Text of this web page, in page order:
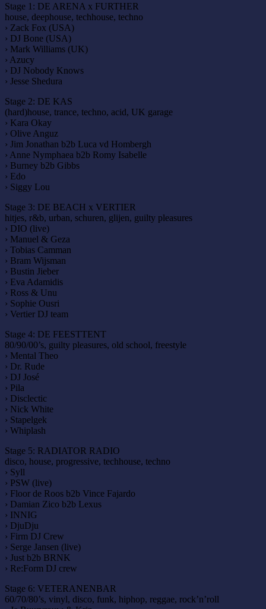
Stage 1: DE ARENA x FURTHER
house, deephouse, techhouse, techno
› Zack Fox (USA)
› DJ Bone (USA)
› Mark Williams (UK)
› Azucy
› DJ Nobody Knows
› Jesse Shedura
Stage 2: DE KAS
(hard)house, trance, techno, acid, UK garage
› Kara Okay
› Olive Anguz
› Jim Jonathan b2b Luca vd Hombergh
› Anne Nymphaea b2b Romy Isabelle
› Burney b2b Gibbs
› Edo
› Siggy Lou
Stage 3: DE BEACH x VERTIER
hitjes, r&b, urban, schuren, glijen, guilty pleasures
› DIO (live)
› Manuel & Geza
› Tobias Camman
› Bram Wijsman
› Bustin Jieber
› Eva Adamidis
› Ross & Unu
› Sophie Ousri
› Vertier DJ team
Stage 4: DE FEESTTENT
80/90/00’s, guilty pleasures, old school, freestyle
› Mental Theo
› Dr. Rude
› DJ José
› Pila
› Disclectic
› Nick White
› Stapelgek
› Whiplash
Stage 5: RADIATOR RADIO
disco, house, progressive, techhouse, techno
› Syll
› PSW (live)
› Floor de Roos b2b Vince Fajardo
› Damian Zico b2b Lexus
› INNIG
› DjuDju
› Firm DJ Crew
› Serge Jansen (live)
› Just b2b BRNK
› Re:Form DJ crew
Stage 6: VETERANENBAR
60/70/80’s, vinyl, disco, funk, hiphop, reggae, rock’n’roll